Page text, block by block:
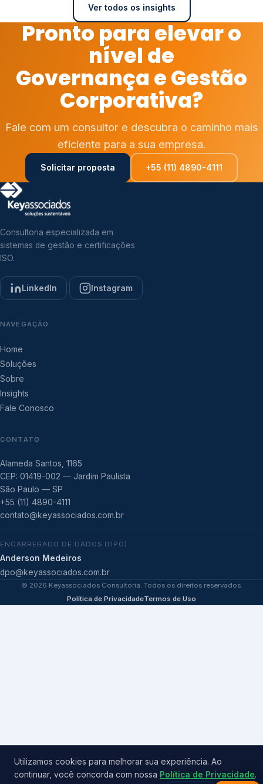
Ver todos os insights
Pronto para elevar o
nível de
Governança e Gestão
Corporativa?
Fale com um consultor e descubra o caminho mais
eficiente para a sua empresa.
Solicitar proposta +55 (11) 4890-4111
Consultoria especializada em
sistemas de gestão e certificações
ISO.
LinkedIn Instagram
NAVEGAÇÃO
Home
Soluções
Sobre
Insights
Fale Conosco
CONTATO
Alameda Santos, 1165
CEP: 01419-002 — Jardim Paulista
São Paulo — SP
+55 (11) 4890-4111
contato@keyassociados.com.br
ENCARREGADO DE DADOS (DPO)
Anderson Medeiros
dpo@keyassociados.com.br
© 2026 Keyassociados Consultoria. Todos os direitos reservados.
Política de PrivacidadeTermos de Uso
Utilizamos cookies para melhorar sua experiência. Ao
continuar, você concorda com nossa Política de Privacidade.